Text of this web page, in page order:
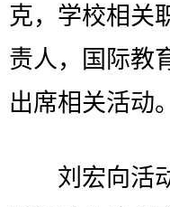
克，学校相关
责人，国际教
出席相关活动。
刘宏向活动